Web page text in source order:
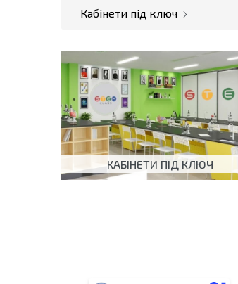
Кабінети під ключ
КАБІНЕТИ ПІД КЛЮЧ